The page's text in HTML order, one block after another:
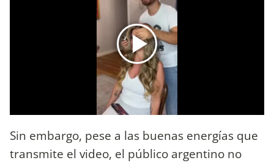
Sin embargo, pese a las buenas energías que
transmite el video, el público argentino no